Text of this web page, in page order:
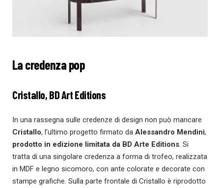
La credenza pop
Cristallo, BD Art Editions
In una rassegna sulle credenze di design non può mancare
Cristallo, l’ultimo progetto firmato da Alessandro Mendini,
prodotto in edizione limitata da BD Arte Editions. Si
tratta di una singolare credenza a forma di trofeo, realizzata
in MDF e legno sicomoro, con ante colorate e decorate con
stampe grafiche. Sulla parte frontale di Cristallo è riprodotto